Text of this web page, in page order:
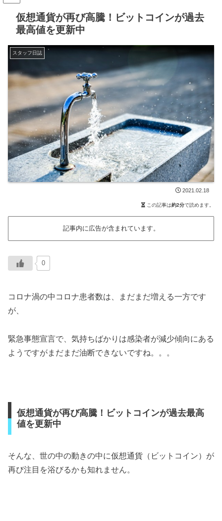
仮想通貨が再び高騰！ビットコインが過去
最高値を更新中
スタッフ日誌
2021.02.18
この記事は約2分で読めます。
記事内に広告が含まれています。
0
コロナ渦の中コロナ患者数は、まだまだ増える一方です
が、
緊急事態宣言で、気持ちばかりは感染者が減少傾向にある
ようですがまだまだ油断できないですね。。。
仮想通貨が再び高騰！ビットコインが過去最高
値を更新中
そんな、世の中の動きの中に仮想通貨（ビットコイン）が
再び注目を浴びるかも知れません。